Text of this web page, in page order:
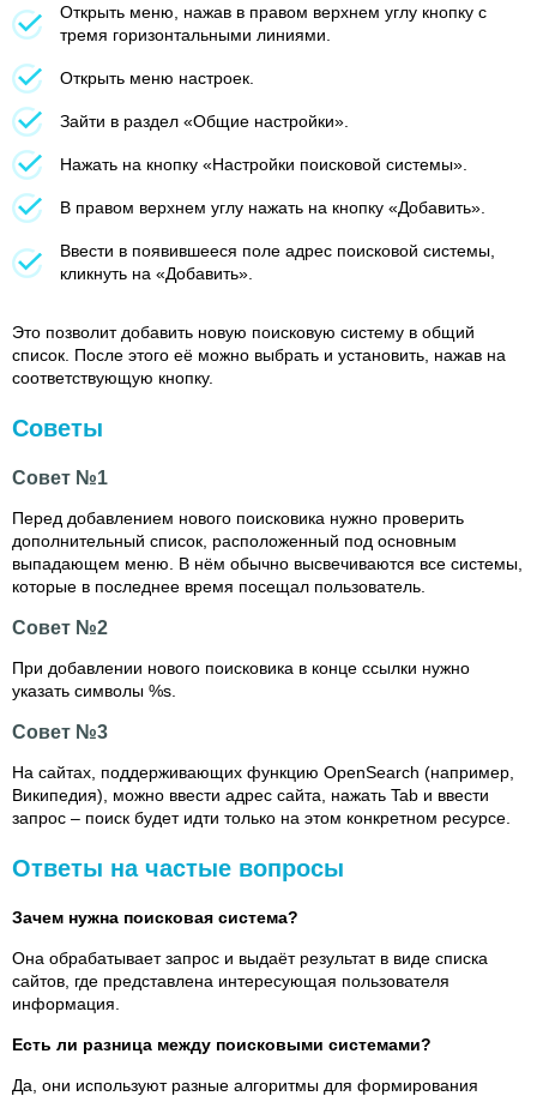
Открыть меню, нажав в правом верхнем углу кнопку с
тремя горизонтальными линиями.
Открыть меню настроек.
Зайти в раздел «Общие настройки».
Нажать на кнопку «Настройки поисковой системы».
В правом верхнем углу нажать на кнопку «Добавить».
Ввести в появившееся поле адрес поисковой системы,
кликнуть на «Добавить».
Это позволит добавить новую поисковую систему в общий
список. После этого её можно выбрать и установить, нажав на
соответствующую кнопку.
Советы
Совет №1
Перед добавлением нового поисковика нужно проверить
дополнительный список, расположенный под основным
выпадающем меню. В нём обычно высвечиваются все системы,
которые в последнее время посещал пользователь.
Совет №2
При добавлении нового поисковика в конце ссылки нужно
указать символы %s.
Совет №3
На сайтах, поддерживающих функцию OpenSearch (например,
Википедия), можно ввести адрес сайта, нажать Tab и ввести
запрос – поиск будет идти только на этом конкретном ресурсе.
Ответы на частые вопросы
Зачем нужна поисковая система?
Она обрабатывает запрос и выдаёт результат в виде списка
сайтов, где представлена интересующая пользователя
информация.
Есть ли разница между поисковыми системами?
Да, они используют разные алгоритмы для формирования